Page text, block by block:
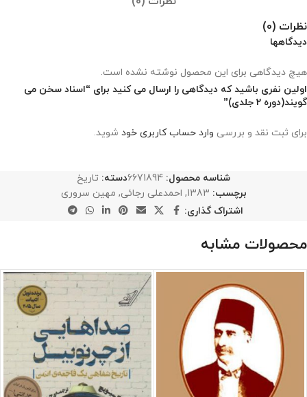
نظرات (0)
دیدگاهها
هیچ دیدگاهی برای این محصول نوشته نشده است.
اولین نفری باشید که دیدگاهی را ارسال می کنید برای “اسناد سخن می
گويند(دوره 2 جلدی)”
برای ثبت نقد و بررسی وارد حساب کاربری خود شوید.
شناسه محصول: 6671894دسته: تاریخ
برچسب: 1383
, احمدعلی رجائی, مهين سروری
اشتراک گذاری:
محصولات مشابه